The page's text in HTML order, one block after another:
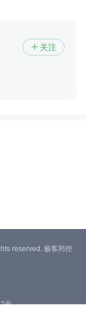
 关注
reserved. 极客邦控
号